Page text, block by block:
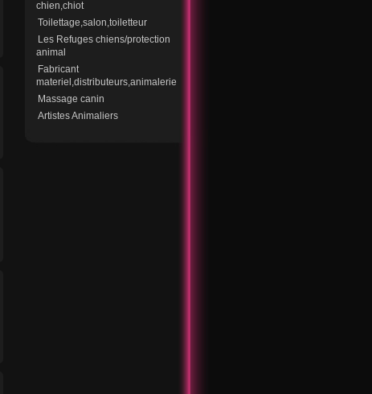
chien,chiot
Toilettage,salon,toiletteur
Les Refuges chiens/protection
animal
Fabricant
materiel,distributeurs,animalerie
Massage canin
Artistes Animaliers